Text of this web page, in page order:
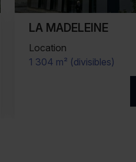
VILLENEUVE D'ASCQ
Location
427 m² (divisibles)